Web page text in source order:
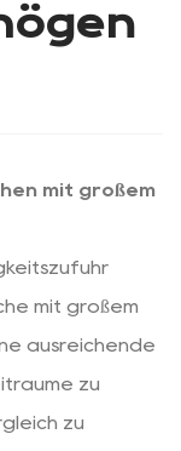
mit großem
mit großem
ausreichende
zu
zu